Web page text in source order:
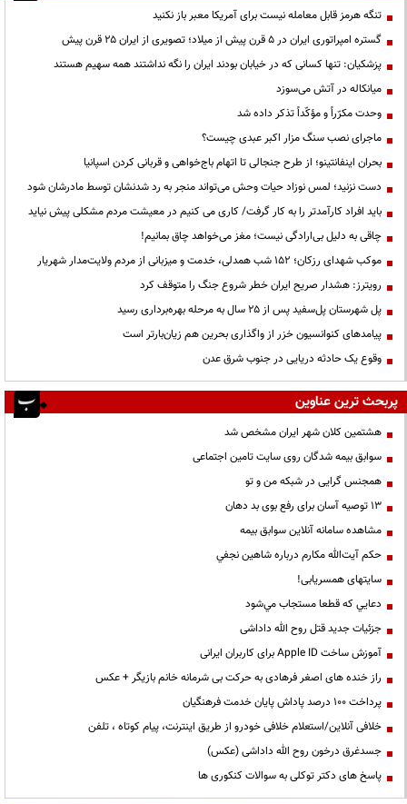
تنگه هرمز قابل معامله نیست برای آمریکا معبر باز نکنید
گستره امپراتوری ایران در ۵ قرن پیش از میلاد؛ تصویری از ایران ۲۵ قرن پیش
پزشکیان: تنها کسانی که در خیابان بودند ایران را نگه نداشتند همه سهیم هستند
میانکاله در آتش می‌سوزد
وحدت مکرّراً و مؤکّداً تذکر داده شد
ماجرای نصب سنگ مزار اکبر عبدی چیست؟
بحران اینفانتینو؛ از طرح جنجالی تا اتهام باج‌خواهی و قربانی کردن اسپانیا
دست نزنید؛ لمس نوزاد حیات وحش می‌تواند منجر به رد شدنشان توسط مادرشان شود
باید افراد کارآمدتر را به کار گرفت/ کاری می کنیم در معیشت مردم مشکلی پیش نیاید
چاقی به دلیل بی‌ارادگی نیست؛ مغز می‌خواهد چاق بمانیم!
موکب شهدای رزکان؛ ۱۵۲ شب همدلی، خدمت و میزبانی از مردم ولایت‌مدار شهریار
رویترز: هشدار صریح ایران خطر شروع جنگ را متوقف کرد
پل شهرستان پل‌سفید پس از ۲۵ سال به مرحله بهره‌برداری رسید
پیامدهای کنوانسیون خزر از واگذاری بحرین هم زیان‌بارتر است
وقوع یک حادثه دریایی در جنوب شرق عدن
پربحث ترین عناوین
هشتمین کلان شهر ایران مشخص شد
سوابق بیمه شدگان روی سایت تامین اجتماعی
همجنس گرایی در شبکه من و تو
13 توصیه آسان برای رفع بوی بد دهان
مشاهده سامانه آنلاين سوابق بیمه
حكم آيت‌الله مكارم درباره شاهين نجفي
سایتهای همسریابی!
دعايي كه قطعا مستجاب مي‌شود
جزئیات جدید قتل روح الله داداشی
آموزش ساخت Apple ID برای کاربران ایرانی
راز خنده های اصغر فرهادی به حرکت بی شرمانه خانم بازیگر + عکس
پرداخت ۱۰۰ درصد پاداش پایان خدمت فرهنگیان
خلافی آنلاین/استعلام خلافی خودرو از طریق اینترنت، پیام کوتاه ، تلفن
جسدغرق درخون روح الله داداشی (عکس)
پاسخ های دکتر توکلی به سوالات کنکوری ها